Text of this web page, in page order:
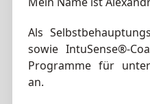
Als
sowie IntuSense®-
Programme für
an.